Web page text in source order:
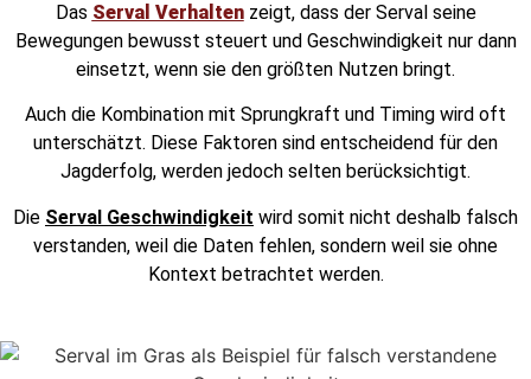
Das Serval Verhaltenzeigt, dass der Serval seine
Bewegungen bewusst steuert und Geschwindigkeit nur dann
einsetzt, wenn sie den größten Nutzen bringt.
Auch die Kombination mit Sprungkraft und Timing wird oft
unterschätzt. Diese Faktoren sind entscheidend für den
Jagderfolg, werden jedoch selten berücksichtigt.
Die Serval Geschwindigkeit wird somit nicht deshalb falsch
verstanden, weil die Daten fehlen, sondern weil sie ohne
Kontext betrachtet werden.